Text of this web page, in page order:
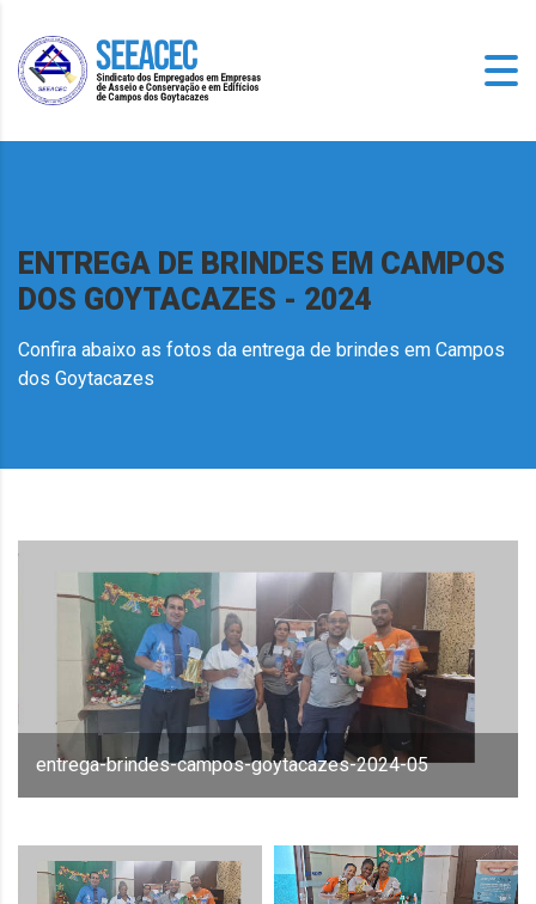
ENTREGA DE BRINDES EM CAMPOS
DOS GOYTACAZES - 2024
Confira abaixo as fotos da entrega de brindes em Campos
dos Goytacazes
entrega-brindes-campos-goytacazes-2024-05